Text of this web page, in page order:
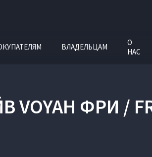
ВЛАДЕЛЬЦАМ
О
НАС
ФРИ /